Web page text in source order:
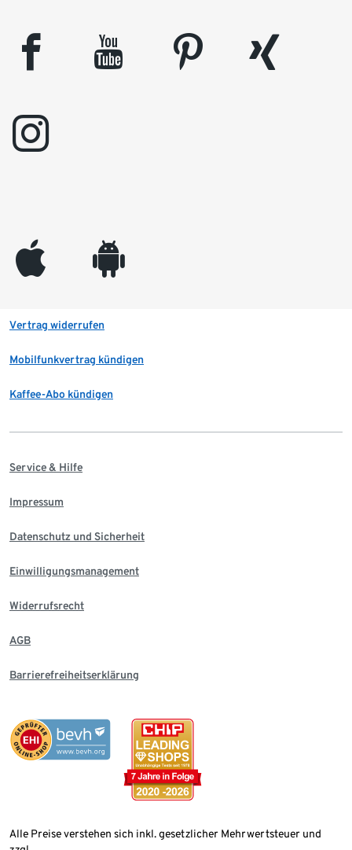
facebook youtube pinterest
xing
instagram
appleinc android
Vertrag widerrufen
Mobilfunkvertrag kündigen
Kaffee-Abo kündigen
Service & Hilfe
Impressum
Datenschutz und Sicherheit
Einwilligungsmanagement
Widerrufsrecht
AGB
Barrierefreiheitserklärung
Alle Preise verstehen sich inkl. gesetzlicher Mehrwertsteuer und